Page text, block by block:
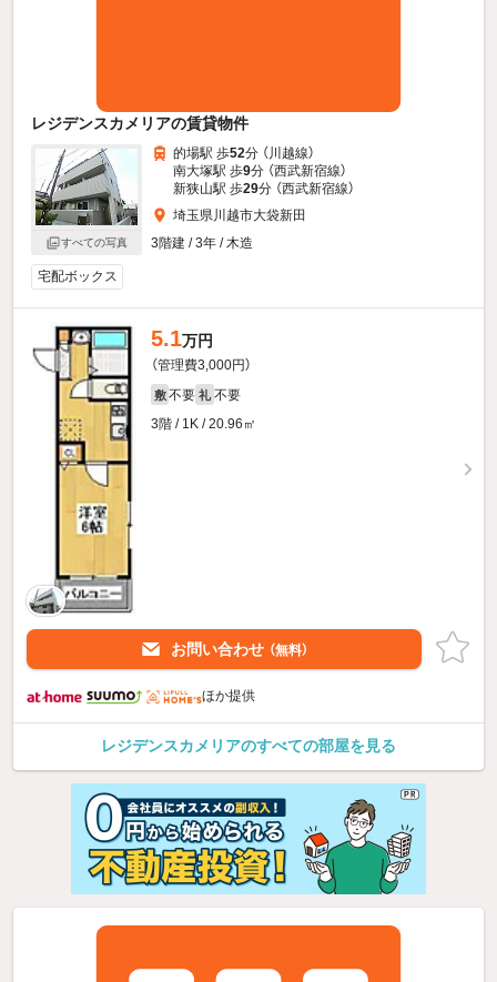
レジデンスカメリアの賃貸物件
すべての写真
的場駅 歩52分 （川越線）
南大塚駅 歩9分 （西武新宿線）
新狭山駅 歩29分 （西武新宿線）
埼玉県川越市大袋新田
3階建 / 3年 / 木造
宅配ボックス
5.1万円
（管理費3,000円）
敷 不要 礼 不要
3階 / 1K / 20.96㎡
お問い合わせ （無料）
ほか提供
レジデンスカメリアのすべての部屋を見る